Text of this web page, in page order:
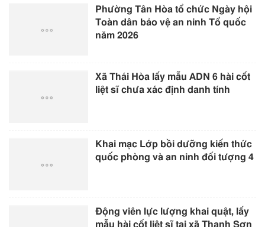
Phường Tân Hòa tổ chức Ngày hội
Toàn dân bảo vệ an ninh Tổ quốc
năm 2026
Xã Thái Hòa lấy mẫu ADN 6 hài cốt
liệt sĩ chưa xác định danh tính
Khai mạc Lớp bồi dưỡng kiến thức
quốc phòng và an ninh đối tượng 4
Động viên lực lượng khai quật, lấy
mẫu hài cốt liệt sĩ tại xã Thanh Sơn